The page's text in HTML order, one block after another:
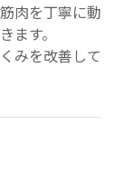
肉を丁寧に動
ます。
みを改善して